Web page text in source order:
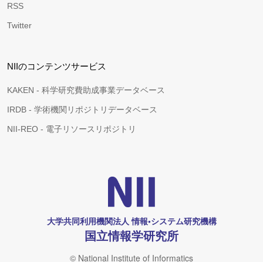
RSS
Twitter
NIIのコンテンツサービス
KAKEN - 科学研究費助成事業データベース
IRDB - 学術機関リポジトリデータベース
NII-REO - 電子リソースリポジトリ
大学共同利用機関法人 情報•システム研究機構
国立情報学研究所
© National Institute of Informatics